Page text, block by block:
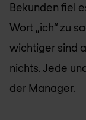
Bekunden fiel
Wort „ich“ zu
wichtiger sind
nichts. Jede
der Manager.